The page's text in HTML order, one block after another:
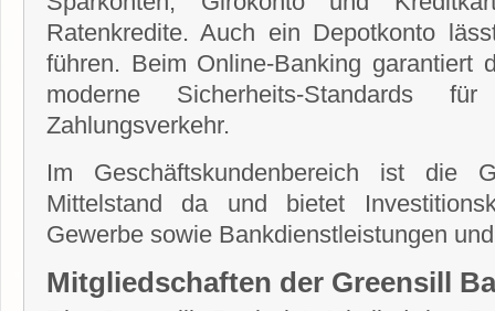
Ratenkredite. Auch ein Depotkonto
führen. Beim Online-Banking garantiert
moderne Sicherheits-Standards
Zahlungsverkehr.
Im Geschäftskundenbereich ist die
Mittelstand da und bietet
Gewerbe sowie Bankdienstleistungen
Mitgliedschaften der Greensill